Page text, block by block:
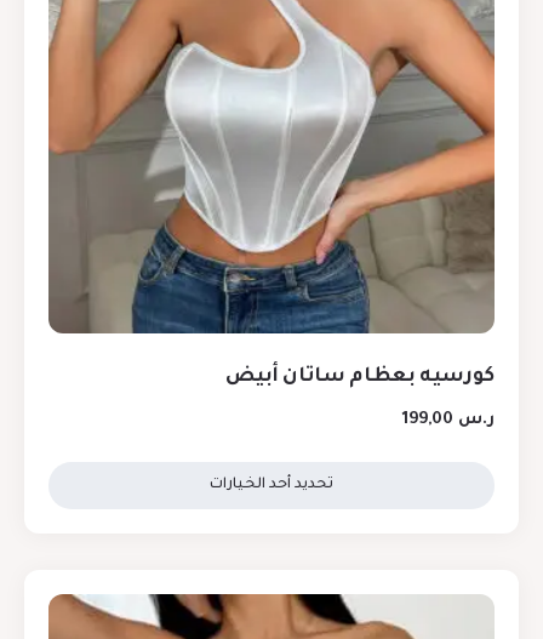
كورسيه بعظام ساتان أبيض
ر.س
تحديد أحد الخيارات